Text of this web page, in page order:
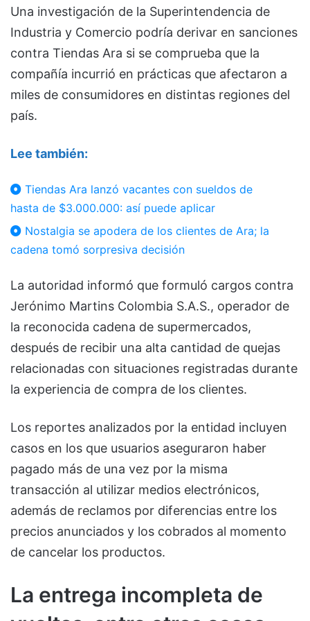
Una investigación de la Superintendencia de
Industria y Comercio podría derivar en sanciones
contra Tiendas Ara si se comprueba que la
compañía incurrió en prácticas que afectaron a
miles de consumidores en distintas regiones del
país.
Lee también:
Tiendas Ara lanzó vacantes con sueldos de
hasta de $3.000.000: así puede aplicar
Nostalgia se apodera de los clientes de Ara; la
cadena tomó sorpresiva decisión
La autoridad informó que formuló cargos contra
Jerónimo Martins Colombia S.A.S., operador de
la reconocida cadena de supermercados,
después de recibir una alta cantidad de quejas
relacionadas con situaciones registradas durante
la experiencia de compra de los clientes.
Los reportes analizados por la entidad incluyen
casos en los que usuarios aseguraron haber
pagado más de una vez por la misma
transacción al utilizar medios electrónicos,
además de reclamos por diferencias entre los
precios anunciados y los cobrados al momento
de cancelar los productos.
La entrega incompleta de